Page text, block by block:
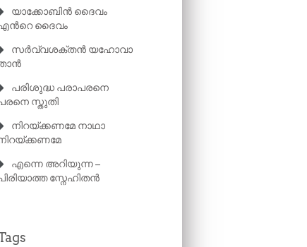
യാക്കോബിൻ ദൈവം
ദൈവം
സർവ്വശക്തൻ യഹോവാ
പരിശുദ്ധ പരാപരനെ
സ്തുതി
നിറയ്ക്കണമേ നാഥാ
എന്നെ അറിയുന്ന –
സ്നേഹിതൻ